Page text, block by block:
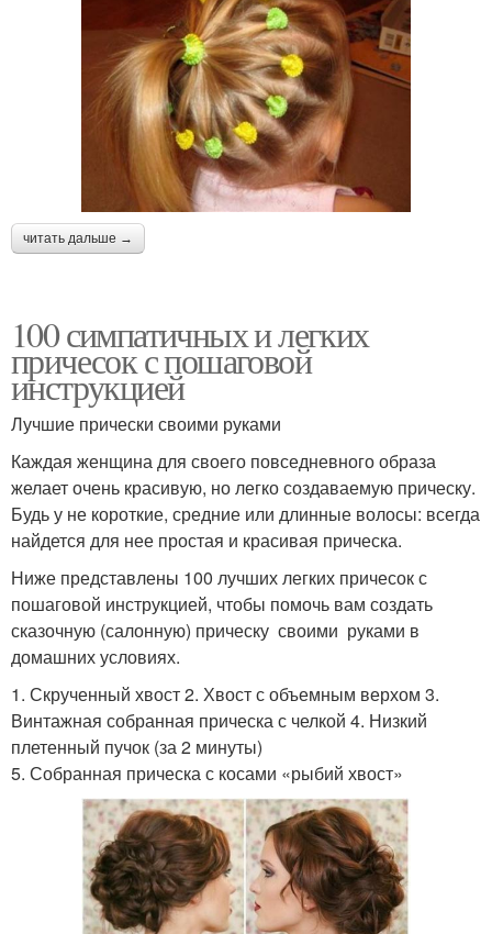
читать дальше →
100 симпатичных и легких
причесок с пошаговой
инструкцией
Лучшие прически своими руками
Каждая женщина для своего повседневного образа
желает очень красивую, но легко создаваемую прическу.
Будь у не короткие, средние или длинные волосы: всегда
найдется для нее простая и красивая прическа.
Ниже представлены 100 лучших легких причесок с
пошаговой инструкцией, чтобы помочь вам создать
сказочную (салонную) прическу своими руками в
домашних условиях.
1. Скрученный хвост 2. Хвост с объемным верхом 3.
Винтажная собранная прическа с челкой 4. Низкий
плетенный пучок (за 2 минуты)
5. Собранная прическа с косами «рыбий хвост»